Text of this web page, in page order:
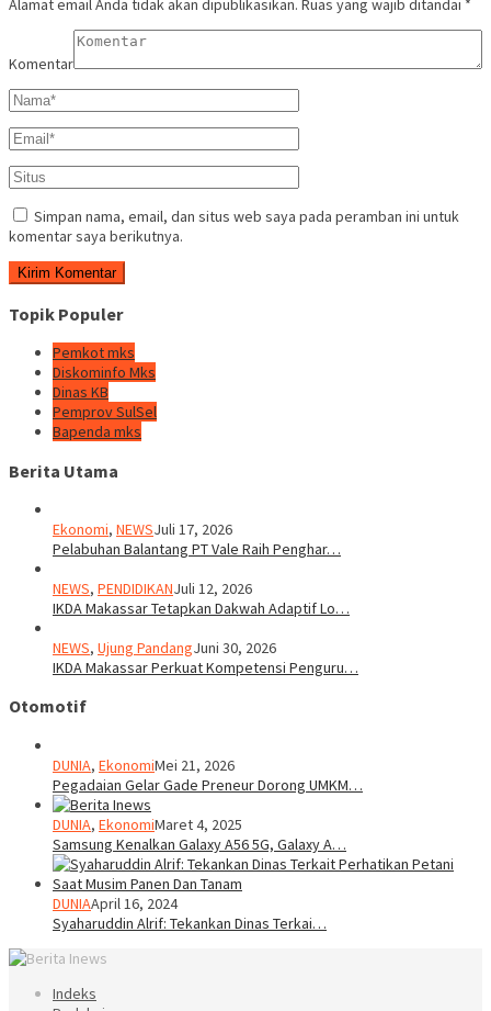
Alamat email Anda tidak akan dipublikasikan. Ruas yang wajib ditandai *
Komentar
Simpan nama, email, dan situs web saya pada peramban ini untuk
komentar saya berikutnya.
Topik Populer
Pemkot mks
Diskominfo Mks
Dinas KB
Pemprov SulSel
Bapenda mks
Berita Utama
Ekonomi, NEWSJuli 17, 2026
Pelabuhan Balantang PT Vale Raih Penghar…
NEWS, PENDIDIKANJuli 12, 2026
IKDA Makassar Tetapkan Dakwah Adaptif Lo…
NEWS, Ujung PandangJuni 30, 2026
IKDA Makassar Perkuat Kompetensi Penguru…
Otomotif
DUNIA, EkonomiMei 21, 2026
Pegadaian Gelar Gade Preneur Dorong UMKM…
DUNIA, EkonomiMaret 4, 2025
Samsung Kenalkan Galaxy A56 5G, Galaxy A…
DUNIAApril 16, 2024
Syaharuddin Alrif: Tekankan Dinas Terkai…
Indeks